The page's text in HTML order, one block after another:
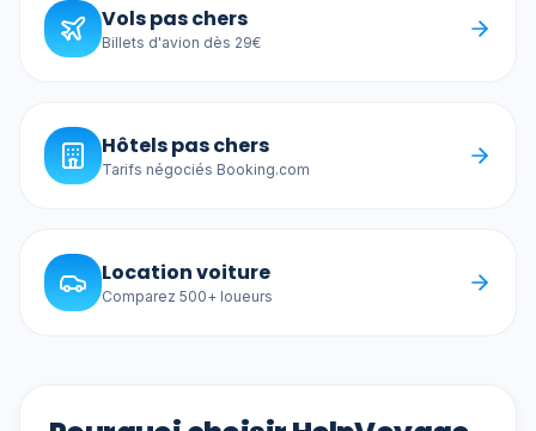
Vols pas chers
Billets d'avion dès 29€
Hôtels pas chers
Tarifs négociés Booking.com
Location voiture
Comparez 500+ loueurs